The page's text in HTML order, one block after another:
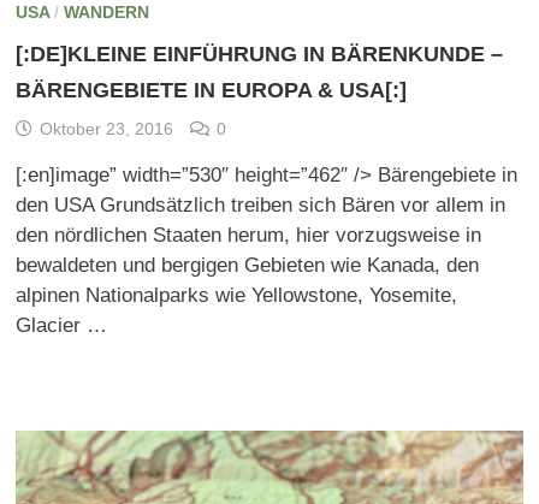
USA/ WANDERN
[:DE]KLEINE EINFÜHRUNG IN BÄRENKUNDE –
BÄRENGEBIETE IN EUROPA & USA[:]
Oktober 23, 2016 0
[:en]image” width=”530″ height=”462″ /> Bärengebiete in
den USA Grundsätzlich treiben sich Bären vor allem in
den nördlichen Staaten herum, hier vorzugsweise in
bewaldeten und bergigen Gebieten wie Kanada, den
alpinen Nationalparks wie Yellowstone, Yosemite,
Glacier …